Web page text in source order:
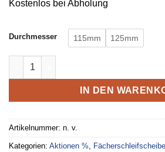
Kostenlos bei Abholung
Durchmesser 115mm 125mm
Metalynx MAX SIC
IN DEN
Artikelnummer: n. v.
Kategorien: Aktionen %